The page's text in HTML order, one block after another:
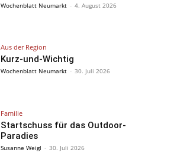
Wochenblatt Neumarkt - 4. August 2026
Aus der Region
Kurz-und-Wichtig
Wochenblatt Neumarkt - 30. Juli 2026
Familie
Startschuss für das Outdoor-
Paradies
Susanne Weigl - 30. Juli 2026